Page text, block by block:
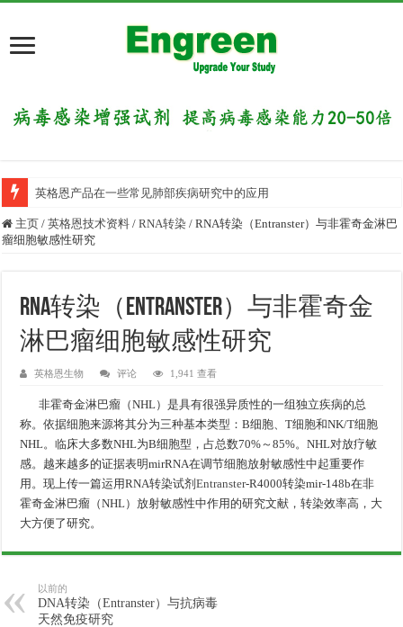
英格恩产品在一些常见肺部疾病研究中的应用
主页 / 英格恩技术资料 / RNA转染 / RNA转染（Entranster）与非霍奇金淋巴
瘤细胞敏感性研究
RNA转染（Entranster）与非霍奇金
淋巴瘤细胞敏感性研究
英格恩生物 评论 1,941 查看
非霍奇金淋巴瘤（NHL）是具有很强异质性的一组独立疾病的总
称。依据细胞来源将其分为三种基本类型：B细胞、T细胞和NK/T细胞
NHL。临床大多数NHL为B细胞型，占总数70%～85%。NHL对放疗敏
感。越来越多的证据表明mirRNA在调节细胞放射敏感性中起重要作
用。现上传一篇运用RNA转染试剂Entranster-R4000转染mir-148b在非
霍奇金淋巴瘤（NHL）放射敏感性中作用的研究文献，转染效率高，大
大方便了研究。
以前的
DNA转染（Entranster）与抗病毒
天然免疫研究